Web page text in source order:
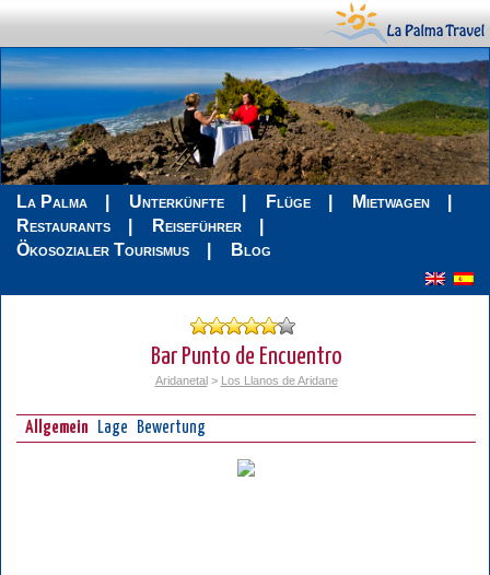
La Palma Unterkünfte Flüge
Mietwagen
Restaurants
Reiseführer
Ökosozialer Tourismus
Blog
Bar Punto de Encuentro
Aridanetal> Los Llanos de Aridane
Allgemein Lage Bewertung